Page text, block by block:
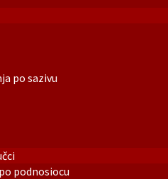
po sazivu
podnosiocu